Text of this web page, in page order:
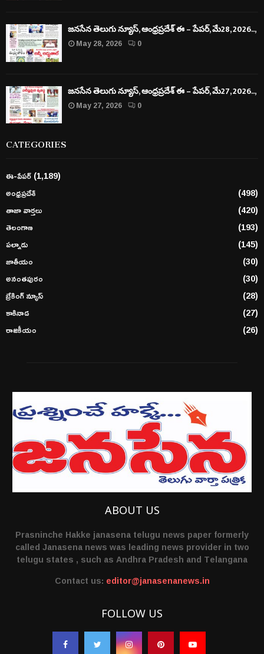
జనసేన తెలుగు న్యూస్, ఆంధ్రప్రదేశ్ ఈ – పేపర్, మే28, 2026..,
May 28, 2026
0
జనసేన తెలుగు న్యూస్, ఆంధ్రప్రదేశ్ ఈ – పేపర్, మే27, 2026..,
May 27, 2026
0
CATEGORIES
ఈ-పేపర్(1,189)
అంధ్రప్రదేశ్
(498)
తాజా వార్తలు
(420)
తెలంగాణ
(193)
పల్నాడు
(145)
జాతీయం
(30)
అనంతపురం
(30)
బ్రేకింగ్ న్యూస్
(28)
కాకినాడ
(27)
రాజకీయం
(26)
ABOUT US
Prasninche Hakke janasena telugu news paper formerly
called Janasena news was leading news provider in two
telugu states , such as Andhra Pradesh and Telangana
Contact us: editor@janasenanews.in
FOLLOW US